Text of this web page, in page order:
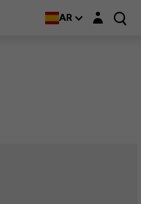
AR Login layer